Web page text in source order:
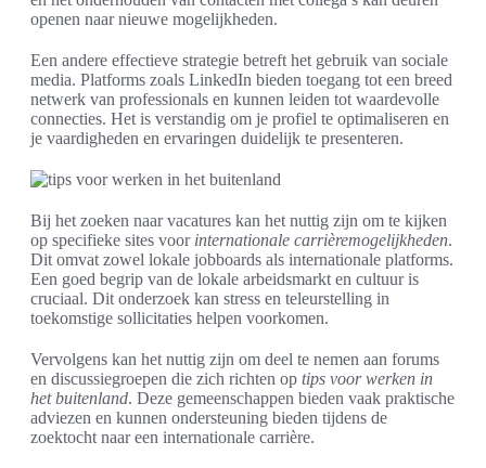
openen naar nieuwe mogelijkheden.
Een andere effectieve strategie betreft het gebruik van sociale
media. Platforms zoals LinkedIn bieden toegang tot een breed
netwerk van professionals en kunnen leiden tot waardevolle
connecties. Het is verstandig om je profiel te optimaliseren en
je vaardigheden en ervaringen duidelijk te presenteren.
Bij het zoeken naar vacatures kan het nuttig zijn om te kijken
op specifieke sites voor internationale carrièremogelijkheden.
Dit omvat zowel lokale jobboards als internationale platforms.
Een goed begrip van de lokale arbeidsmarkt en cultuur is
cruciaal. Dit onderzoek kan stress en teleurstelling in
toekomstige sollicitaties helpen voorkomen.
Vervolgens kan het nuttig zijn om deel te nemen aan forums
en discussiegroepen die zich richten op tips voor werken in
het buitenland. Deze gemeenschappen bieden vaak praktische
adviezen en kunnen ondersteuning bieden tijdens de
zoektocht naar een internationale carrière.